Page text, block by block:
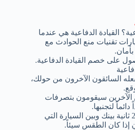
القيادة الدفاعية هي عندما
تقنيات منع الحوادث مع
بأمان.
على خصم القيادة الدفاعية.
السائقون الآخرون من حولك،
الآخرين سيقومون بتصرفات
لتجنبها.
حافظ على مسافة 2 ثانية بينك وبين السيارة التي